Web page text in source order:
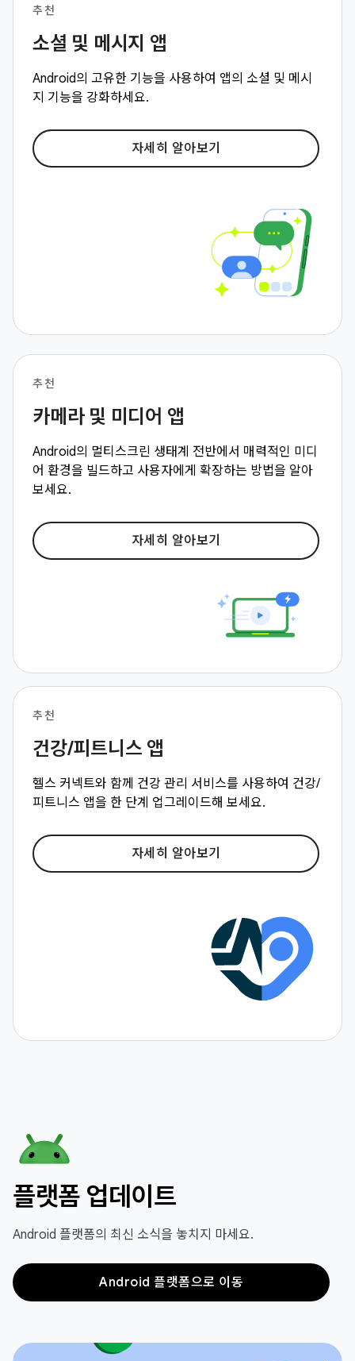
추천
소셜 및 메시지 앱
Android의 고유한 기능을 사용하여 앱의 소셜 및 메시
지 기능을 강화하세요.
자세히 알아보기
추천
카메라 및 미디어 앱
Android의 멀티스크린 생태계 전반에서 매력적인 미디
어 환경을 빌드하고 사용자에게 확장하는 방법을 알아
보세요.
자세히 알아보기
추천
건강/피트니스 앱
헬스 커넥트와 함께 건강 관리 서비스를 사용하여 건강/
피트니스 앱을 한 단계 업그레이드해 보세요.
자세히 알아보기
플랫폼 업데이트
Android 플랫폼의 최신 소식을 놓치지 마세요.
Android 플랫폼으로 이동